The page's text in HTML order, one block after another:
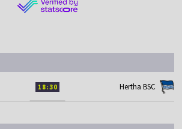
18:30 Hertha BSC